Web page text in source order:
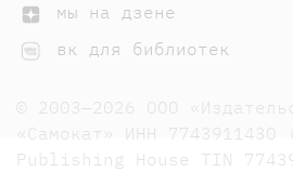
мы на дзене
вк для библиотек
© 2003—2026 ООО
«Самокат» ИНН 7743911430
Publishing House TIN